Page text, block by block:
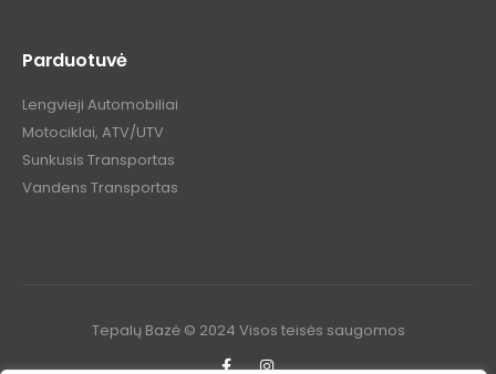
Parduotuvė
Lengvieji Automobiliai
Motociklai, ATV/UTV
Sunkusis Transportas
Vandens Transportas
Tepalų Bazė © 2024 Visos teisės saugomos